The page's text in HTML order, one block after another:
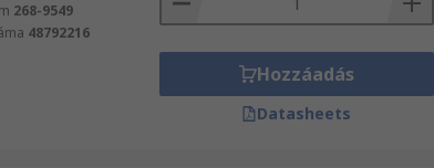
268-9549
48792216
Hozzáadás
Datasheets